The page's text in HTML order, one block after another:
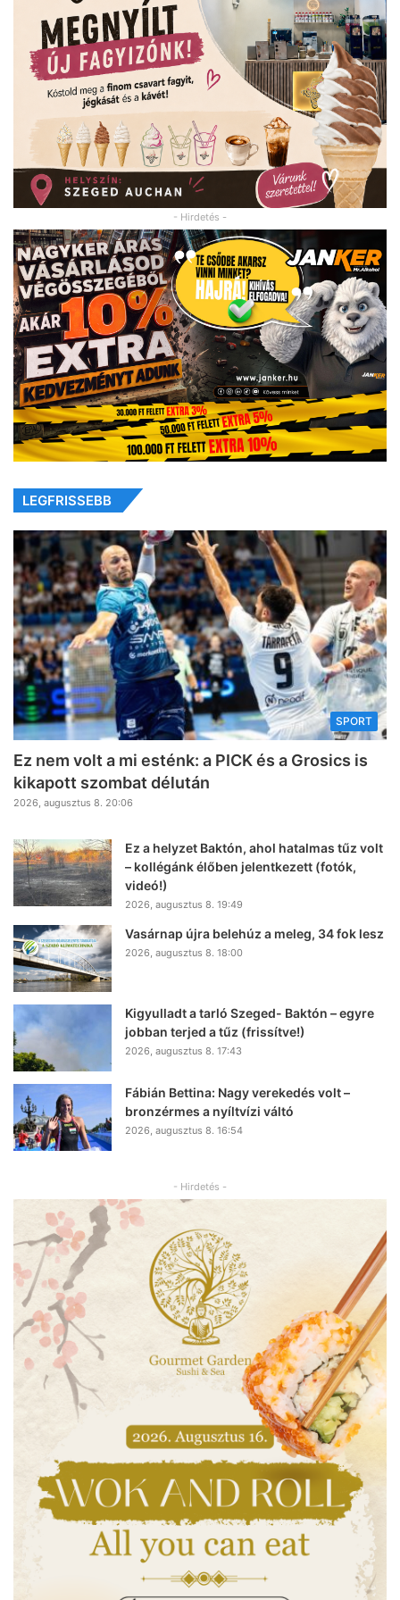
- Hirdetés -
LEGFRISSEBB
SPORT
Ez nem volt a mi esténk: a PICK és a Grosics is
kikapott szombat délután
2026, augusztus 8. 20:06
Ez a helyzet Baktón, ahol hatalmas tűz volt
– kollégánk élőben jelentkezett (fotók,
videó!)
2026, augusztus 8. 19:49
Vasárnap újra belehúz a meleg, 34 fok lesz
2026, augusztus 8. 18:00
Kigyulladt a tarló Szeged- Baktón – egyre
jobban terjed a tűz (frissítve!)
2026, augusztus 8. 17:43
Fábián Bettina: Nagy verekedés volt –
bronzérmes a nyíltvízi váltó
2026, augusztus 8. 16:54
- Hirdetés -